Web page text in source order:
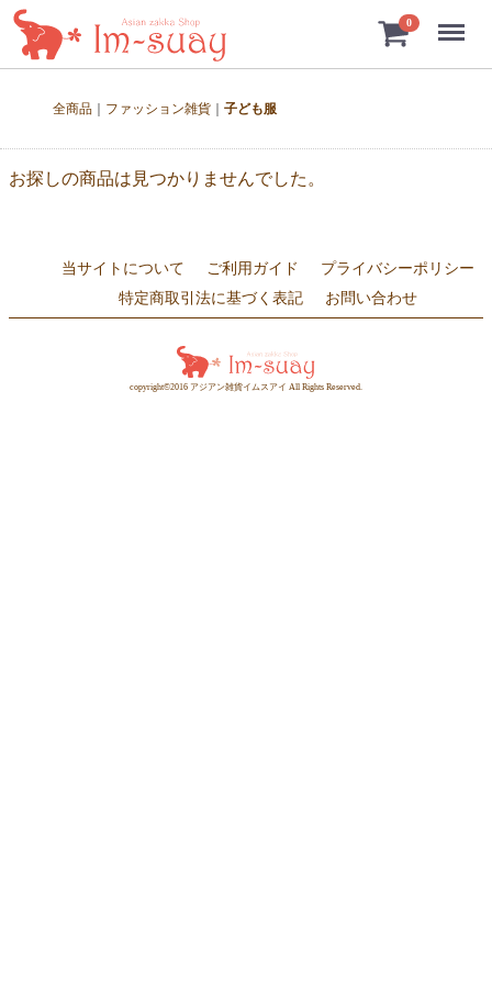
0 Menu
全商品 ファッション雑貨 子ども服
お探しの商品は見つかりませんでした。
当サイトについて ご利用ガイド
プライバシーポリシー
特定商取引法に基づく表記
お問い合わせ
copyright©2016 アジアン雑貨イムスアイ All Rights Reserved.